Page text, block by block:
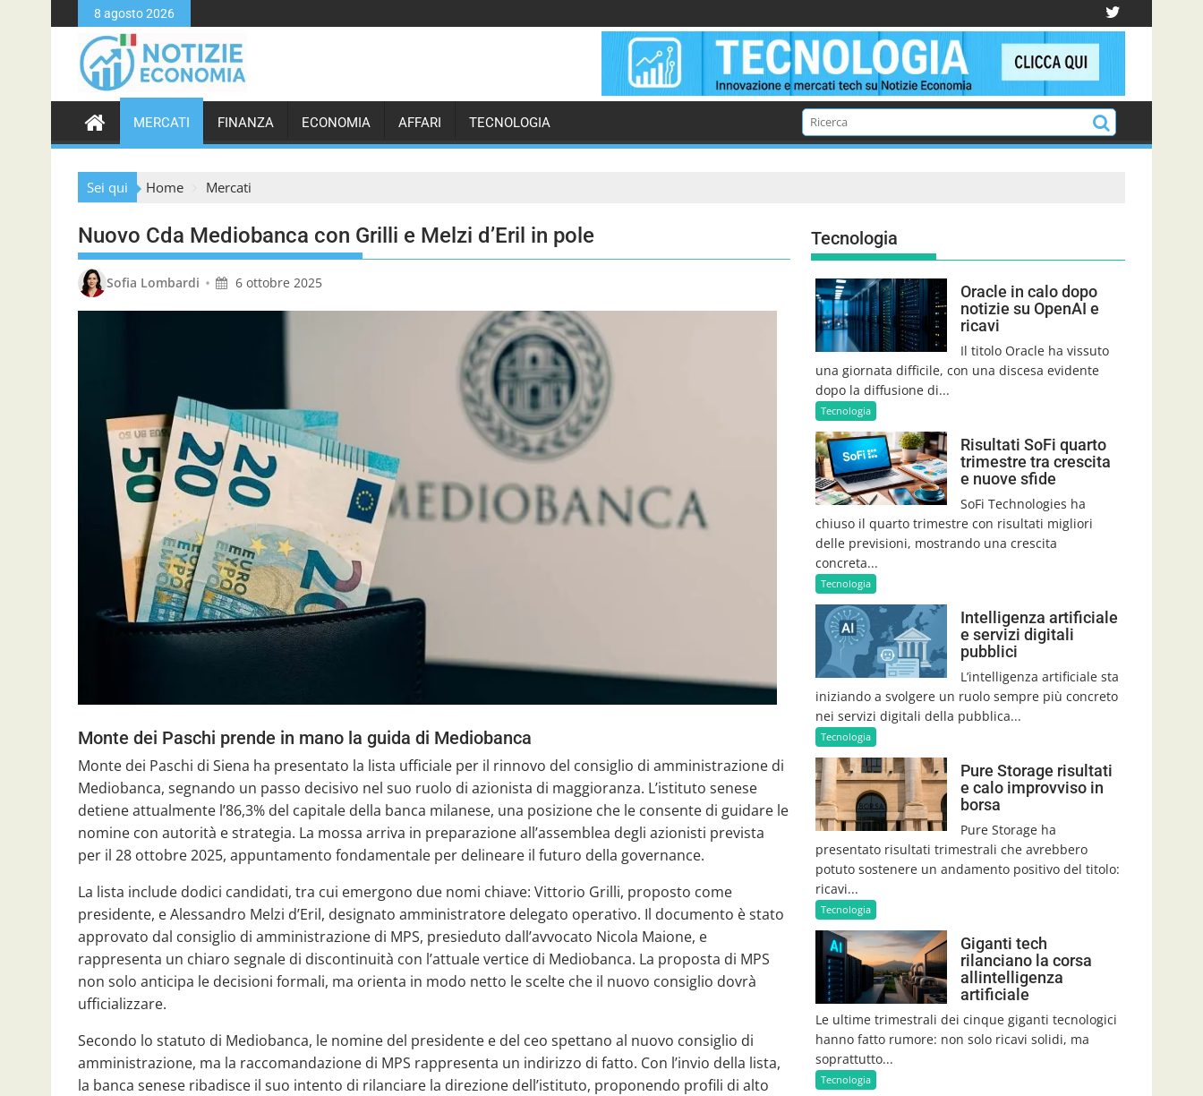
k
t
c
8 agosto 2026
MERCATI FINANZA ECONOMIA AFFARI TECNOLOGIA
Sei qui Home Mercati
Nuovo Cda Mediobanca con Grilli e Melzi d’Eril in pole
Sofia Lombardi • 6 ottobre 2025
Monte dei Paschi prende in mano la guida di Mediobanca
Monte dei Paschi di Siena ha presentato la lista ufficiale per il rinnovo del consiglio di amministrazione di
Mediobanca, segnando un passo decisivo nel suo ruolo di azionista di maggioranza. L’istituto senese
detiene attualmente l’86,3% del capitale della banca milanese, una posizione che le consente di guidare le
nomine con autorità e strategia. La mossa arriva in preparazione all’assemblea degli azionisti prevista
per il 28 ottobre 2025, appuntamento fondamentale per delineare il futuro della governance.
La lista include dodici candidati, tra cui emergono due nomi chiave: Vittorio Grilli, proposto come
presidente, e Alessandro Melzi d’Eril, designato amministratore delegato operativo. Il documento è stato
approvato dal consiglio di amministrazione di MPS, presieduto dall’avvocato Nicola Maione, e
rappresenta un chiaro segnale di discontinuità con l’attuale vertice di Mediobanca. La proposta di MPS
non solo anticipa le decisioni formali, ma orienta in modo netto le scelte che il nuovo consiglio dovrà
ufficializzare.
Secondo lo statuto di Mediobanca, le nomine del presidente e del ceo spettano al nuovo consiglio di
amministrazione, ma la raccomandazione di MPS rappresenta un indirizzo di fatto. Con l’invio della lista,
la banca senese ribadisce il suo intento di rilanciare la direzione dell’istituto, proponendo profili di alto
Tecnologia
Oracle in calo dopo
notizie su OpenAI e
ricavi
Il titolo Oracle ha vissuto
una giornata difficile, con una discesa evidente
dopo la diffusione di...
Tecnologia
Risultati SoFi quarto
trimestre tra crescita
e nuove sfide
SoFi Technologies ha
chiuso il quarto trimestre con risultati migliori
delle previsioni, mostrando una crescita
concreta...
Tecnologia
Intelligenza artificiale
e servizi digitali
pubblici
L’intelligenza artificiale sta
iniziando a svolgere un ruolo sempre più concreto
nei servizi digitali della pubblica...
Tecnologia
Pure Storage risultati
e calo improvviso in
borsa
Pure Storage ha
presentato risultati trimestrali che avrebbero
potuto sostenere un andamento positivo del titolo:
ricavi...
Tecnologia
Giganti tech
rilanciano la corsa
allintelligenza
artificiale
Le ultime trimestrali dei cinque giganti tecnologici
hanno fatto rumore: non solo ricavi solidi, ma
soprattutto...
Tecnologia